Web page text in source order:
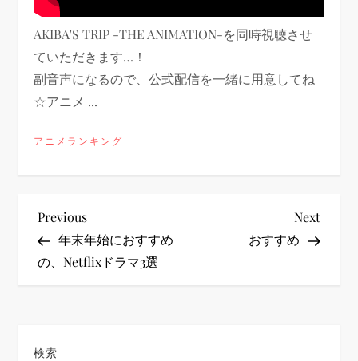
AKIBA'S TRIP -THE ANIMATION-を同時視聴させ
ていただきます…！
副音声になるので、公式配信を一緒に用意してね
☆アニメ ...
アニメランキング
投
稿
Previous
Post
Previous
年末年始におすすめ
の、Netflixドラマ3選
Next
Post
Next
おすすめ
検索